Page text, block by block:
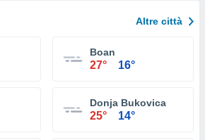
Altre città
Boan
27° 16°
Donja Bukovica
25° 14°